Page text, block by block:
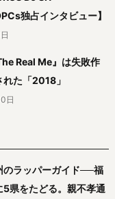
独占インタビュー】
Real Me』は失敗作
た「2018」
日
のラッパーガイド──福
5県をたどる。親不孝通